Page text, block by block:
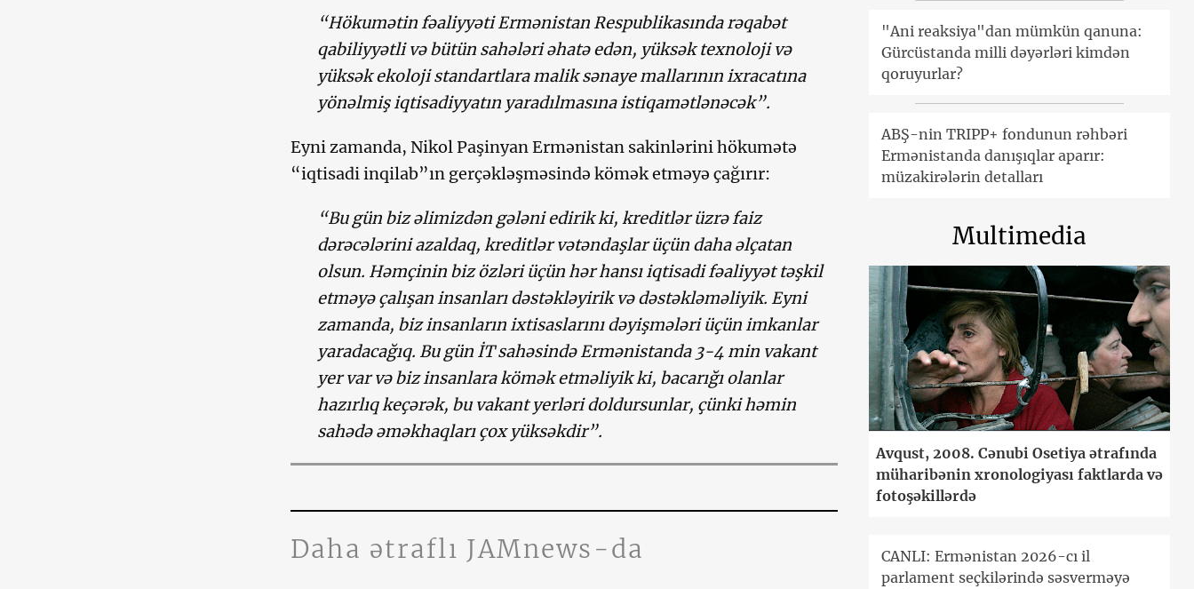
“Hökumətin fəaliyyəti Ermənistan Respublikasında rəqabət
qabiliyyətli və bütün sahələri əhatə edən, yüksək texnoloji və
yüksək ekoloji standartlara malik sənaye mallarının ixracatına
yönəlmiş iqtisadiyyatın yaradılmasına istiqamətlənəcək”.
Eyni zamanda, Nikol Paşinyan Ermənistan sakinlərini hökumətə
“iqtisadi inqilab”ın gerçəkləşməsində kömək etməyə çağırır:
“Bu gün biz əlimizdən gələni edirik ki, kreditlər üzrə faiz
dərəcələrini azaldaq, kreditlər vətəndaşlar üçün daha əlçatan
olsun. Həmçinin biz özləri üçün hər hansı iqtisadi fəaliyyət təşkil
etməyə çalışan insanları dəstəkləyirik və dəstəkləməliyik. Eyni
zamanda, biz insanların ixtisaslarını dəyişmələri üçün imkanlar
yaradacağıq. Bu gün İT sahəsində Ermənistanda 3-4 min vakant
yer var və biz insanlara kömək etməliyik ki, bacarığı olanlar
hazırlıq keçərək, bu vakant yerləri doldursunlar, çünki həmin
sahədə əməkhaqları çox yüksəkdir”.
Daha ətraflı JAMnews-da
"Ani reaksiya"dan mümkün qanuna:
Gürcüstanda milli dəyərləri kimdən
qoruyurlar?
ABŞ-nin TRIPP+ fondunun rəhbəri
Ermənistanda danışıqlar aparır:
müzakirələrin detalları
Multimedia
Avqust, 2008. Cənubi Osetiya ətrafında
müharibənin xronologiyası faktlarda və
fotoşəkillərdə
CANLI: Ermənistan 2026-cı il
parlament seçkilərində səsverməyə